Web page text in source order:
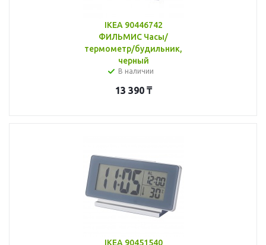
IKEA 90446742
ФИЛЬМИС Часы/
термометр/будильник,
черный
В наличии
13 390₸
IKEA 90451540